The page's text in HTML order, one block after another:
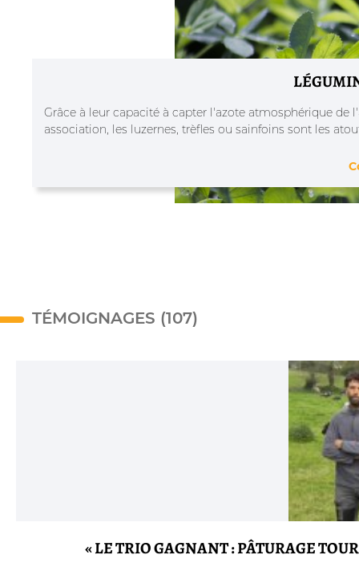
Grâce à leur capacité à capter l'azote atmosphérique de
association, les luzernes, trèfles ou sainfoins sont les
TÉMOIGNAGES (107)
« LE TRIO GAGNANT : PÂTURAGE